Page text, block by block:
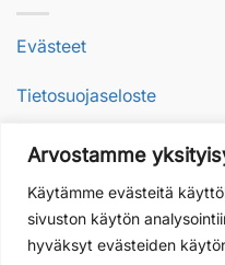
Arvostamme
Käytämme evästeitä
sivuston käytön
hyväksyt evästeiden
Evästeet
Tietosuojaseloste
VASTUULLISUUS
Vastuullisesti luonnossa